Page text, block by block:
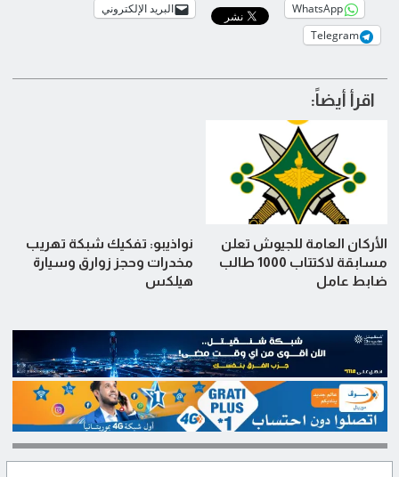
WhatsApp
البريد الإلكتروني
Telegram
اقرأ أيضاً:
الأركان العامة للجيوش تعلن
مسابقة لاكتتاب 1000 طالب
ضابط عامل
نواذيبو: تفكيك شبكة تهريب
مخدرات وحجز زوارق وسيارة
هيلكس